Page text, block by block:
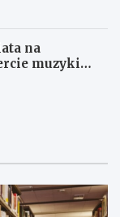
na
muzyki